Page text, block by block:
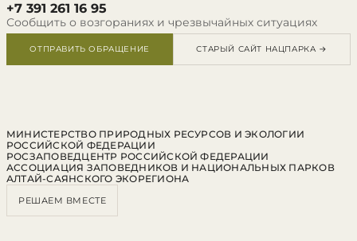
+7 391 261 16 95
Сообщить о возгораниях и чрезвычайных ситуациях
ОТПРАВИТЬ ОБРАЩЕНИЕ СТАРЫЙ САЙТ НАЦПАРКА →
МИНИСТЕРСТВО ПРИРОДНЫХ РЕСУРСОВ И ЭКОЛОГИИ
РОССИЙСКОЙ ФЕДЕРАЦИИ
РОСЗАПОВЕДЦЕНТР РОССИЙСКОЙ ФЕДЕРАЦИИ
АССОЦИАЦИЯ ЗАПОВЕДНИКОВ И НАЦИОНАЛЬНЫХ ПАРКОВ
АЛТАЙ-САЯНСКОГО ЭКОРЕГИОНА
РЕШАЕМ ВМЕСТЕ